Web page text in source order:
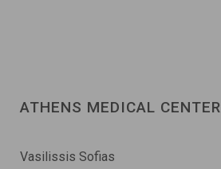
ATHENS MEDICAL CENTER
Vasilissis Sofias